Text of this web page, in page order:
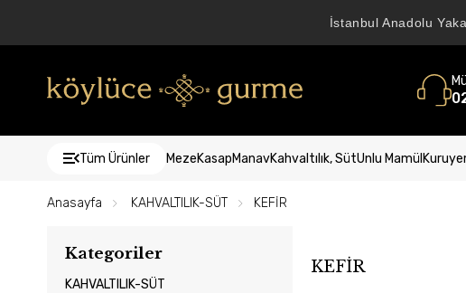
İstanbul Anadolu
Tüm Ürünler MezeKasapManavKahvaltılık, SütUnlu Mamül
Anasayfa KAHVALTILIK-SÜT KEFİR
Kategoriler
KAHVALTILIK-SÜT
KEFİR